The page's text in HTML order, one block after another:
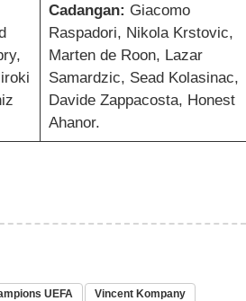
Cadangan: Giacomo
Raspadori, Nikola Krstovic,
Marten de Roon, Lazar
Samardzic, Sead Kolasinac,
Davide Zappacosta, Honest
Ahanor.
UEFA Vincent Kompany